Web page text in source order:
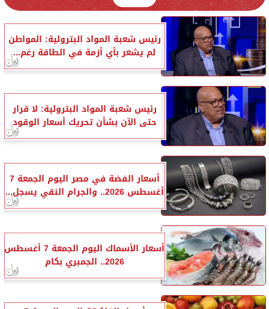
رئيس شعبة المواد البترولية: المواطن
لم يشعر بأي أزمة في الطاقة رغم...
رئيس شعبة المواد البترولية: لا قرار
حتى الآن بشأن تحريك أسعار الوقود
أسعار الفضة في مصر اليوم الجمعة 7
أغسطس 2026.. والجرام النقي يسجل...
أسعار الأسماك اليوم الجمعة 7 أغسطس
2026.. الجمبري بكام